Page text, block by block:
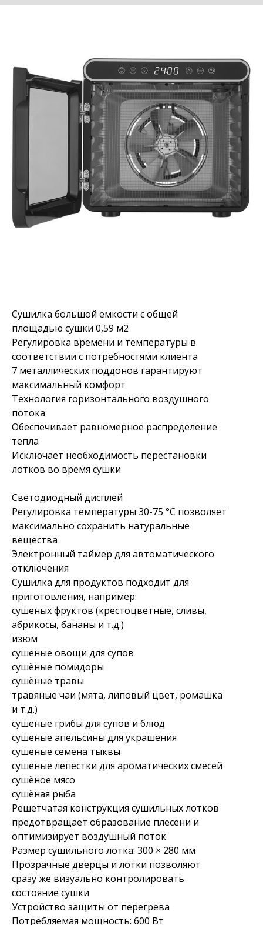
Сушилка большой емкости с общей
площадью сушки 0,59 м2
Регулировка времени и температуры в
соответствии с потребностями клиента
7 металлических поддонов гарантируют
максимальный комфорт
Технология горизонтального воздушного
потока
Обеспечивает равномерное распределение
тепла
Исключает необходимость перестановки
лотков во время сушки
Светодиодный дисплей
Регулировка температуры 30-75 °C позволяет
максимально сохранить натуральные
вещества
Электронный таймер для автоматического
отключения
Сушилка для продуктов подходит для
приготовления, например:
сушеных фруктов (крестоцветные, сливы,
абрикосы, бананы и т.д.)
изюм
сушеные овощи для супов
сушёные помидоры
сушёные травы
травяные чаи (мята, липовый цвет, ромашка
и т.д.)
сушеные грибы для супов и блюд
сушеные апельсины для украшения
сушеные семена тыквы
сушеные лепестки для ароматических смесей
сушёное мясо
сушёная рыба
Решетчатая конструкция сушильных лотков
предотвращает образование плесени и
оптимизирует воздушный поток
Размер сушильного лотка: 300 × 280 мм
Прозрачные дверцы и лотки позволяют
сразу же визуально контролировать
состояние сушки
Устройство защиты от перегрева
Потребляемая мощность: 600 Вт